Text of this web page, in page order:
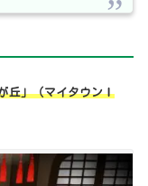
丘」（マイタウンＩ